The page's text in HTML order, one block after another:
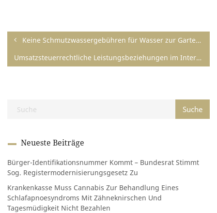
Keine Schmutzwassergebühren für Wasser zur Gartenbewässerung
Umsatzsteuerrechtliche Leistungsbeziehungen im Internet
Neueste Beiträge
Bürger-Identifikationsnummer Kommt – Bundesrat Stimmt
Sog. Registermodernisierungsgesetz Zu
Krankenkasse Muss Cannabis Zur Behandlung Eines
Schlafapnoesyndroms Mit Zähneknirschen Und
Tagesmüdigkeit Nicht Bezahlen